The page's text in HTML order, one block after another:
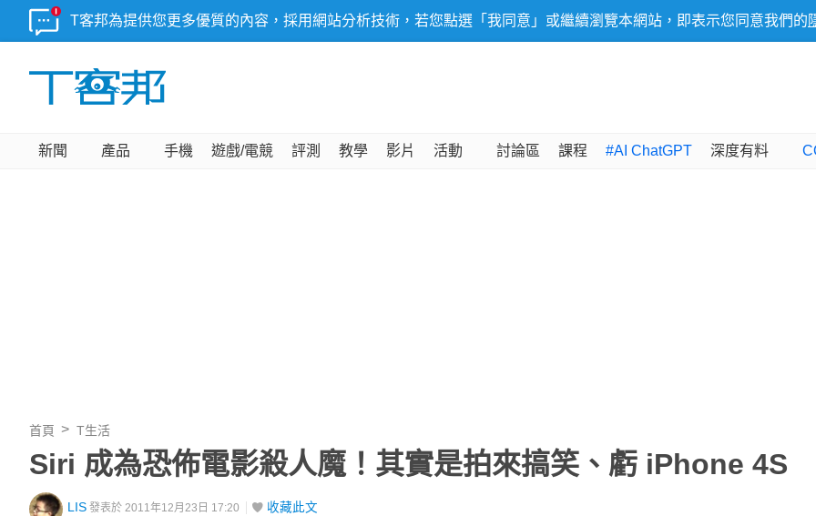
T客邦為提供您更多優質的內容，採用網站分析技術，若您點選「我同意」或繼續瀏覽本網站，即表示您同意我們的
新聞 產品 手機 遊戲/電競 評測 教學 影片 活動 討論區 課程 #AI ChatGPT 深度有料
首頁 T生活
Siri 成為恐佈電影殺人魔！其實是拍來搞笑、虧 iPhone 4S
LIS 發表於 2011年12月23日 17:20 收藏此文